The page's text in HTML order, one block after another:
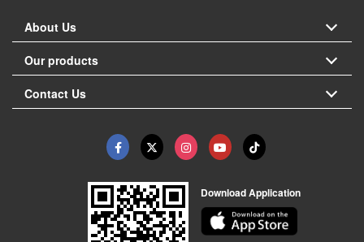
About Us
Our products
Contact Us
Download Application